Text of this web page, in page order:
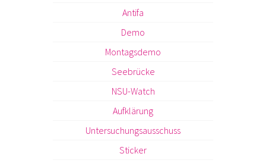
Antifa
Demo
Montagsdemo
Seebrücke
NSU-Watch
Aufklärung
Untersuchungsausschuss
Sticker